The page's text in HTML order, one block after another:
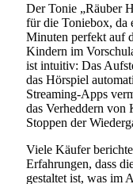
Der Tonie „Räuber
für die Toniebox, da
Minuten perfekt auf
Kindern im
ist intuitiv: Das
das Hörspiel
Streaming-Apps
das Verheddern von
Stoppen der
Viele Käufer
Erfahrungen, dass
gestaltet ist, was im